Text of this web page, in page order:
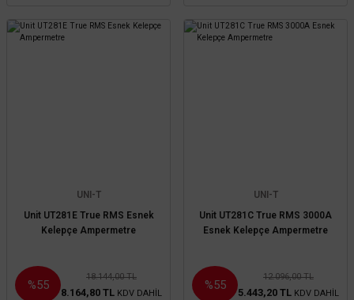
UNI-T
Unit UT281E True RMS Esnek
Kelepçe Ampermetre
%55
18.144,00 TL
8.164,80 TL KDV DAHİL
UNI-T
Unit UT281C True RMS 3000A
Esnek Kelepçe Ampermetre
%55
12.096,00 TL
5.443,20 TL KDV DAHİL